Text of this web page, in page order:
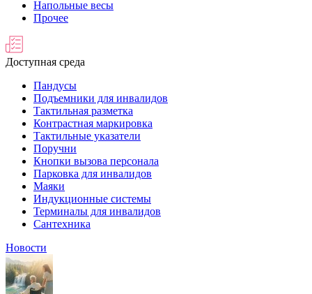
Напольные весы
Прочее
Доступная среда
Пандусы
Подъемники для инвалидов
Тактильная разметка
Контрастная маркировка
Тактильные указатели
Поручни
Кнопки вызова персонала
Парковка для инвалидов
Маяки
Индукционные системы
Терминалы для инвалидов
Сантехника
Новости